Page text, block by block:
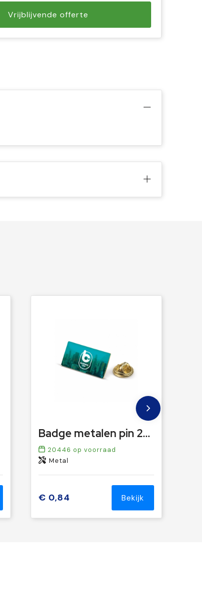
Vrijblijvende offerte
Badge metalen pin 26x14mm
20446 op voorraad
Metal
€ 0,84 Bekijk